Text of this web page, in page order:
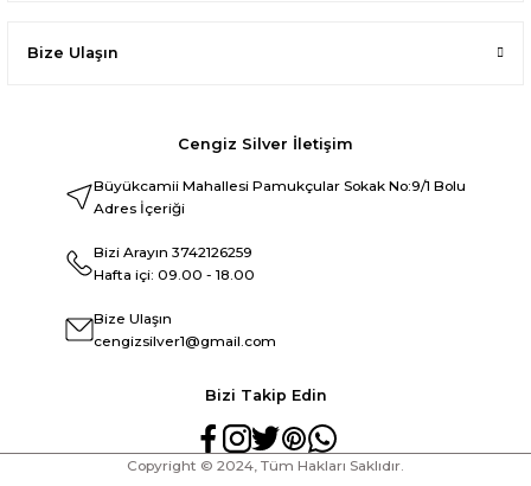
Cengiz Silver İletişim
Büyükcamii Mahallesi Pamukçular Sokak No:9/1 Bolu
Adres İçeriği
Bizi Arayın 3742126259
Hafta içi: 09.00 - 18.00
Bize Ulaşın
cengizsilver1@gmail.com
Bize Ulaşın
Bizi Takip Edin
Copyright © 2024, Tüm Hakları Saklıdır.